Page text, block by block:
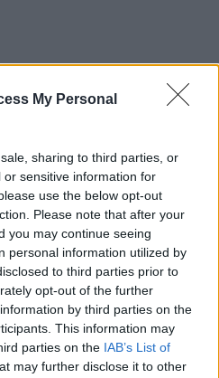
My Personal
sharing to third parties, or
sensitive information for
use the below opt-out
Please note that after your
you may continue seeing
personal information utilized by
to third parties prior to
opt-out of the further
by third parties on the
This information may
parties on the IAB’s List of
may further disclose it to other